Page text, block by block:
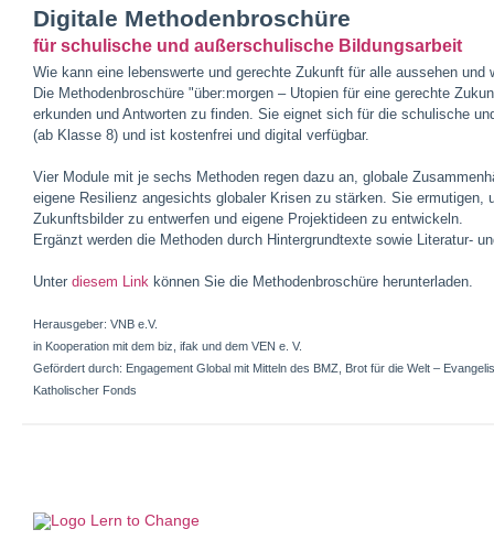
Digitale Methodenbroschüre
für schulische und außerschulische Bildungsarbeit
Wie kann eine lebenswerte und gerechte Zukunft für alle aussehen und
Die Methodenbroschüre "über:morgen – Utopien für eine gerechte
erkunden und Antworten zu finden. Sie eignet sich für die schulische
(ab Klasse 8) und ist kostenfrei und digital verfügbar.
Vier Module mit je sechs Methoden regen dazu an, globale
eigene Resilienz angesichts globaler Krisen zu stärken. Sie ermutigen,
Zukunftsbilder zu entwerfen und eigene Projektideen zu entwickeln.
Ergänzt werden die Methoden durch Hintergrundtexte sowie Literatur-
Unter diesem Link können Sie die Methodenbroschüre herunterladen.
Herausgeber: VNB e.V.
in Kooperation mit dem biz, ifak und dem VEN e. V.
Gefördert durch: Engagement Global mit Mitteln des BMZ, Brot für die Welt –
Katholischer Fonds